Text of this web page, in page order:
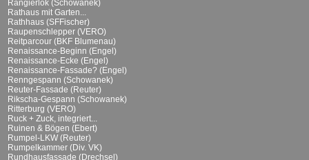
Rangierlok (Schowanek)
Rathaus mit Garten...
Rathhaus (SFFischer)
Raupenschlepper (VERO)
Reitparcour (BKF Blumenau)
Renaissance-Beginn (Engel)
Renaissance-Ecke (Engel)
Renaissance-Fassade? (Engel)
Renngespann (Schowanek)
Reuter-Fassade (Reuter)
Rikscha-Gespann (Schowanek)
Ritterburg (VERO)
Ruck + Zuck, integriert...
Ruinen & Bögen (Ebert)
Rumpel-LKW (Reuter)
Rumpelkammer (Div. VK)
Rundhausfassade (Drechsel)